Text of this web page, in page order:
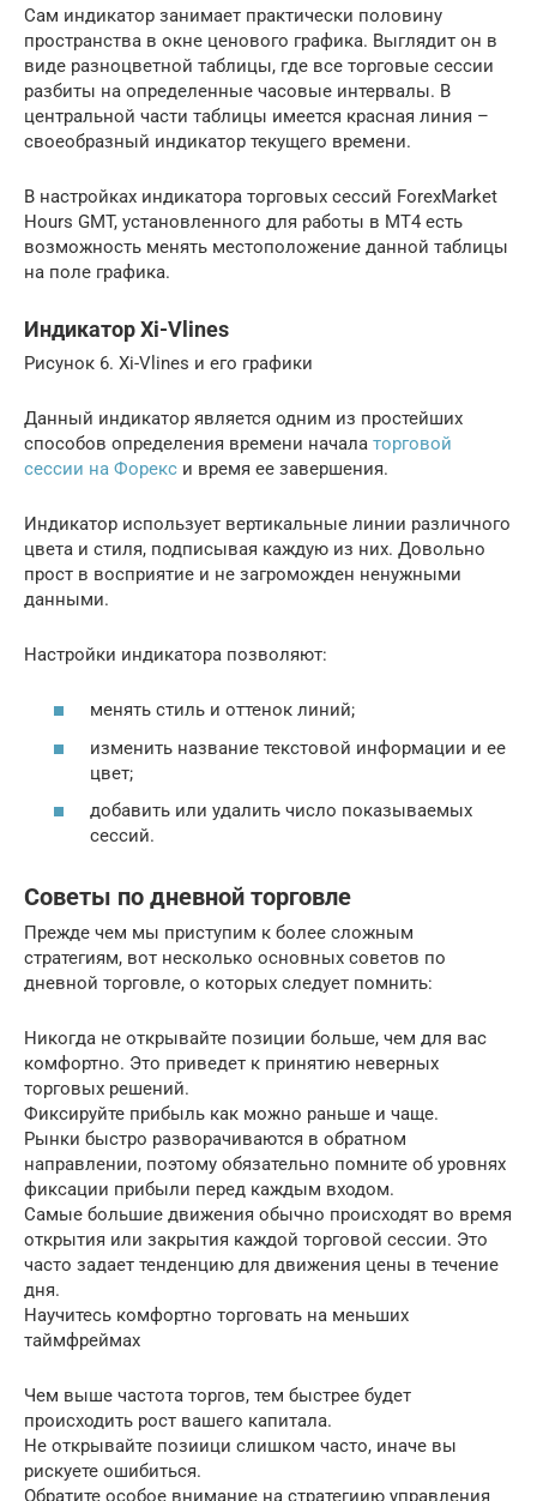
Сам индикатор занимает практически половину
пространства в окне ценового графика. Выглядит он в
виде разноцветной таблицы, где все торговые сессии
разбиты на определенные часовые интервалы. В
центральной части таблицы имеется красная линия –
своеобразный индикатор текущего времени.
В настройках индикатора торговых сессий ForexMarket
Hours GMT, установленного для работы в МТ4 есть
возможность менять местоположение данной таблицы
на поле графика.
Индикатор Xi-Vlines
Рисунок 6. Xi-Vlines и его графики
Данный индикатор является одним из простейших
способов определения времени начала торговой
сессии на Форекс и время ее завершения.
Индикатор использует вертикальные линии различного
цвета и стиля, подписывая каждую из них. Довольно
прост в восприятие и не загроможден ненужными
данными.
Настройки индикатора позволяют:
менять стиль и оттенок линий;
изменить название текстовой информации и ее
цвет;
добавить или удалить число показываемых
сессий.
Советы по дневной торговле
Прежде чем мы приступим к более сложным
стратегиям, вот несколько основных советов по
дневной торговле, о которых следует помнить:
Никогда не открывайте позиции больше, чем для вас
комфортно. Это приведет к принятию неверных
торговых решений.
Фиксируйте прибыль как можно раньше и чаще.
Рынки быстро разворачиваются в обратном
направлении, поэтому обязательно помните об уровнях
фиксации прибыли перед каждым входом.
Самые большие движения обычно происходят во время
открытия или закрытия каждой торговой сессии. Это
часто задает тенденцию для движения цены в течение
дня.
Научитесь комфортно торговать на меньших
таймфреймах
Чем выше частота торгов, тем быстрее будет
происходить рост вашего капитала.
Не открывайте позиици слишком часто, иначе вы
рискуете ошибиться.
Обратите особое внимание на стратегиию управления